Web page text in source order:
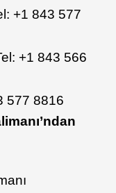
+1 843 577
+1 843 566
577 8816